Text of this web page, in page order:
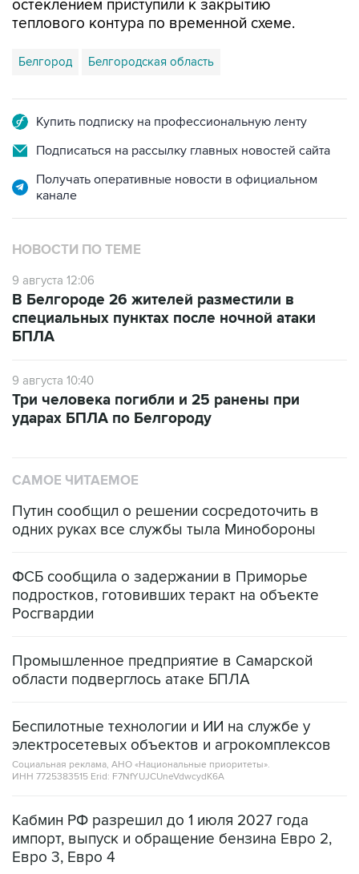
Белгород Белгородская область
Подписаться на рассылку главных новостей сайта
Получать оперативные новости в официальном
НОВОСТИ ПО ТЕМЕ
9 августа 12:06
специальных пунктах после ночной атаки
БПЛА
ударах БПЛА по Белгороду
Путин сообщил о решении сосредоточить в
ФСБ сообщила о задержании в Приморье
Росгвардии
Промышленное предприятие в Самарской
Беспилотные технологии и ИИ на службе у
Социальная реклама, АНО «Национальные приоритеты».
ИНН 7725383515 Erid: F7NfYUJCUneVdwcydK6A
Кабмин РФ разрешил до 1 июля 2027 года
Евро 3, Евро 4